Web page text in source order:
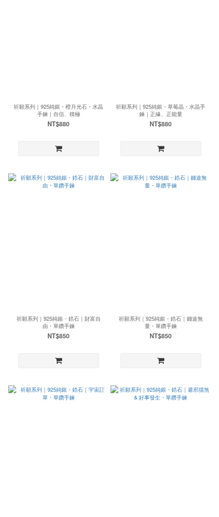
祈願系列｜925純銀・橙月光石・水晶
手鍊｜自信、積極
NT$880
祈願系列｜925純銀・草莓晶・水晶手
鍊｜正緣、正能量
NT$880
祈願系列｜925純銀・鋯石｜財富自
由・單鑽手鍊
NT$850
祈願系列｜925純銀・鋯石｜錢途無
量・單鑽手鍊
NT$850